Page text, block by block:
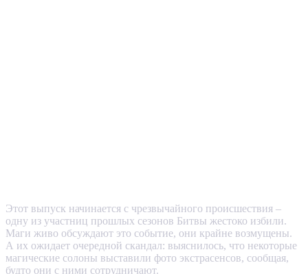
Этот выпуск начинается с чрезвычайного происшествия –
одну из участниц прошлых сезонов Битвы жестоко избили.
Маги живо обсуждают это событие, они крайне возмущены.
А их ожидает очередной скандал: выяснилось, что некоторые
магические солоны выставили фото экстрасенсов, сообщая,
будто они с ними сотрудничают.